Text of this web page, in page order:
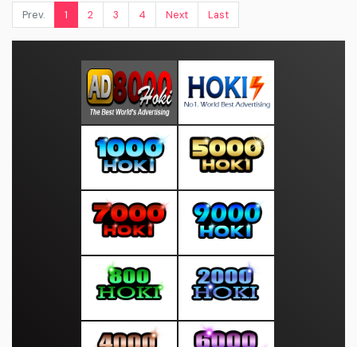
Prev.
1 2 3 4 Next Last